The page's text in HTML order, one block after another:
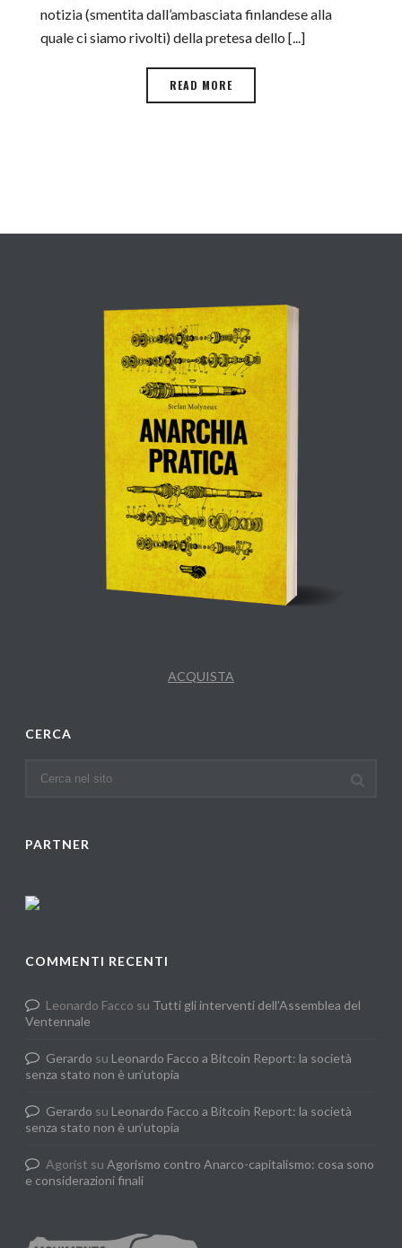
notizia (smentita dall’ambasciata finlandese alla
quale ci siamo rivolti) della pretesa dello [...]
READ MORE
ACQUISTA
CERCA
PARTNER
COMMENTI RECENTI
Leonardo Facco su Tutti gli interventi dell’Assemblea del
Ventennale
Gerardo su Leonardo Facco a Bitcoin Report: la società
senza stato non è un’utopia
Gerardo su Leonardo Facco a Bitcoin Report: la società
senza stato non è un’utopia
Agorist suAgorismo contro Anarco-capitalismo: cosa sono
e considerazioni finali